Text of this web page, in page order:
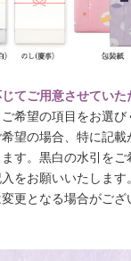
てご用意させていた
希望の項目をお選び
望の場合、特に記載
す。黒白の水引をご
をお願いいたします。
更となる場合がござ